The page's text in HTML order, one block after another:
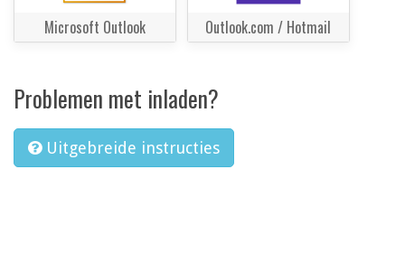
Microsoft Outlook Outlook.com / Hotmail
Problemen met inladen?
Uitgebreide instructies